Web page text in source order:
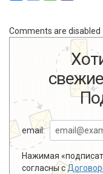
Comments are disabled
email:
Нажимая
согласны с